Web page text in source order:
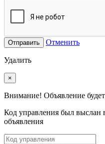
Отправить Отменить
Удалить
×
Внимание! Объявление
Код управления был выслан
объявления